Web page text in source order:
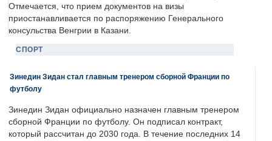
Отмечается, что прием документов на визы
приостанавливается по распоряжению Генерального
консульства Венгрии в Казани.
СПОРТ
Зинедин Зидан стал главным тренером сборной Франции по
футболу
Зинедин Зидан официально назначен главным тренером
сборной Франции по футболу. Он подписал контракт,
который рассчитан до 2030 года. В течение последних 14